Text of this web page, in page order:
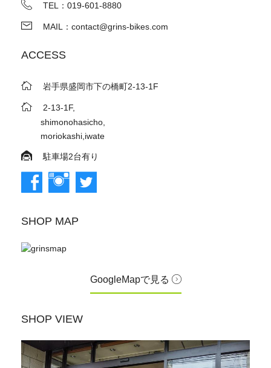
TEL：019-601-8880
MAIL：contact@grins-bikes.com
ACCESS
岩手県盛岡市下の橋町2-13-1F
2-13-1F,
shimonohasicho,
moriokashi,iwate
駐車場2台有り
SHOP MAP
GoogleMapで見る
SHOP VIEW